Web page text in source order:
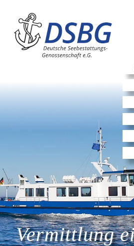
Hauptinhalt
Hauptnavigation
Vermittlung